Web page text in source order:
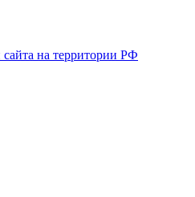
на территории РФ